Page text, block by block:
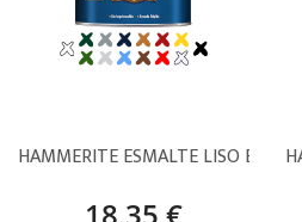
HAMMERITE ESMALTE LISO